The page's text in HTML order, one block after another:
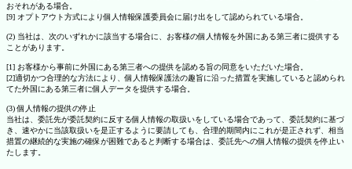
おそれがある場合。
[9] オプトアウト方式により個人情報保護委員会に届け出をして認められている場合。
(2) 当社は、次のいずれかに該当する場合に、お客様の個人情報を外国にある第三者に提供する
ことがあります。
[1] お客様から事前に外国にある第三者への提供を認める旨の同意をいただいた場合。
[2]適切かつ合理的な方法により、個人情報保護法の趣旨に沿った措置を実施していると認められ
てた外国にある第三者に個人データを提供する場合。
(3) 個人情報の提供の停止
当社は、委託先が委託契約に反する個人情報の取扱いをしている場合であって、委託契約に基づ
き、速やかに当該取扱いを是正するように要請しても、合理的期間内にこれが是正されず、相当
措置の継続的な実施の確保が困難であると判断する場合は、委託先への個人情報の提供を停止い
たします。